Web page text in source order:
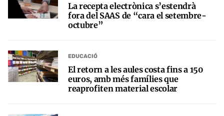
La recepta electrònica s’estendrà
fora del SAAS de “cara el setembre-
octubre”
EDUCACIÓ
El retorn a les aules costa fins a 150
euros, amb més famílies que
reaprofiten material escolar